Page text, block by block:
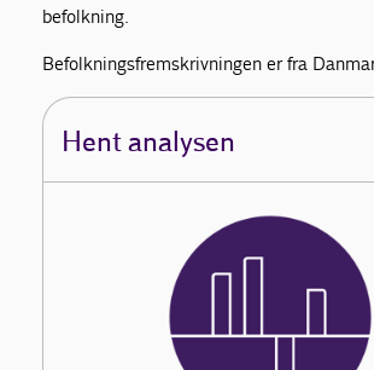
befolkning.
Befolkningsfremskrivningen er fra
Hent analysen